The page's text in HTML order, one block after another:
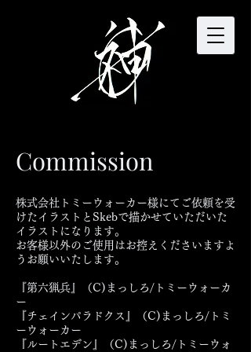
Commission
株式会社トミーウォーカー様にてご依頼を受
けたイラストとSkebで描かせていただいた
イラストになります。
お客様以外のご使用はお控えくださいますよ
うお願いいたします。
『第六猟兵』（C)まっしろ/トミーウォーカ
ー
『チェインパラドクス』（C)まっしろ/トミ
ーウォーカー
『ルートエデン』（C)まっしろ/トミーウォ